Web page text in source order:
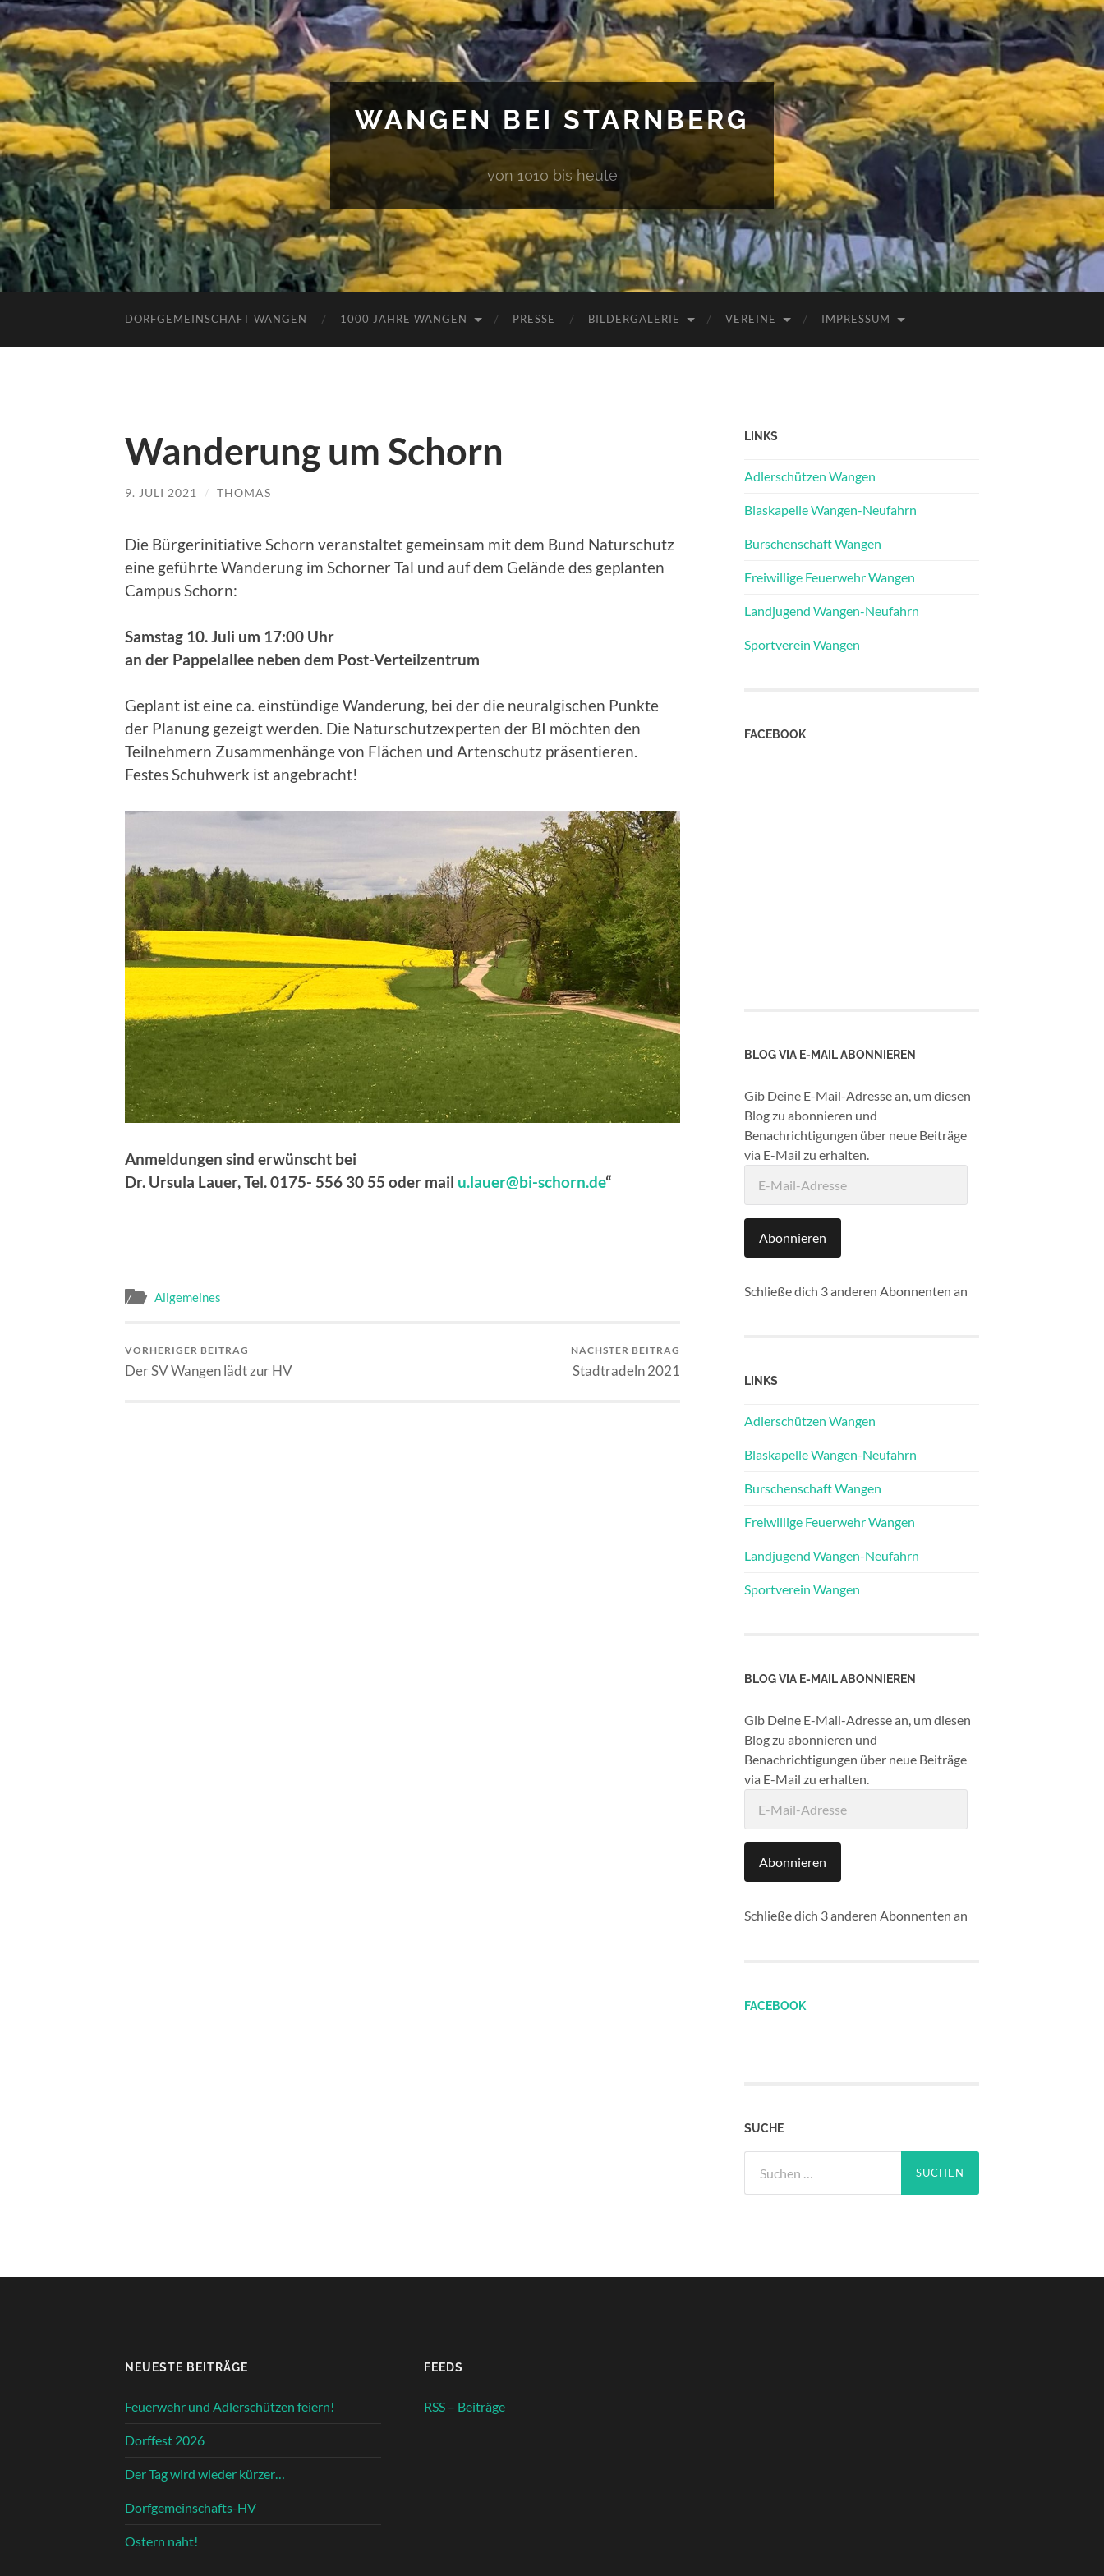
WANGEN BEI STARNBERG
von 1010 bis heute
DORFGEMEINSCHAFT WANGEN 1000 JAHRE WANGEN PRESSE BILDERGALERIE VEREINE IMPRESSUM
Wanderung um Schorn
9. JULI 2021 / THOMAS
Die Bürgerinitiative Schorn veranstaltet gemeinsam mit dem Bund Naturschutz
eine geführte Wanderung im Schorner Tal und auf dem Gelände des geplanten
Campus Schorn:
Samstag 10. Juli um 17:00 Uhr
an der Pappelallee neben dem Post-Verteilzentrum
Geplant ist eine ca. einstündige Wanderung, bei der die neuralgischen Punkte
der Planung gezeigt werden. Die Naturschutzexperten der BI möchten den
Teilnehmern Zusammenhänge von Flächen und Artenschutz präsentieren.
Festes Schuhwerk ist angebracht!
Anmeldungen sind erwünscht bei
Dr. Ursula Lauer, Tel. 0175- 556 30 55 oder mail u.lauer@bi-schorn.de“
Allgemeines
VORHERIGER BEITRAG
Der SV Wangen lädt zur HV
NÄCHSTER BEITRAG
Stadtradeln 2021
LINKS
Adlerschützen Wangen
Blaskapelle Wangen-Neufahrn
Burschenschaft Wangen
Freiwillige Feuerwehr Wangen
Landjugend Wangen-Neufahrn
Sportverein Wangen
FACEBOOK
BLOG VIA E-MAIL ABONNIEREN
Gib Deine E-Mail-Adresse an, um diesen
Blog zu abonnieren und
Benachrichtigungen über neue Beiträge
via E-Mail zu erhalten.
Mail-
Abonnieren
Schließe dich 3 anderen Abonnenten an
LINKS
Adlerschützen Wangen
Blaskapelle Wangen-Neufahrn
Burschenschaft Wangen
Freiwillige Feuerwehr Wangen
Landjugend Wangen-Neufahrn
Sportverein Wangen
BLOG VIA E-MAIL ABONNIEREN
Gib Deine E-Mail-Adresse an, um diesen
Blog zu abonnieren und
Benachrichtigungen über neue Beiträge
via E-Mail zu erhalten.
Mail-
Abonnieren
Schließe dich 3 anderen Abonnenten an
FACEBOOK
SUCHE
nach:
NEUESTE BEITRÄGE
Feuerwehr und Adlerschützen feiern!
Dorffest 2026
Der Tag wird wieder kürzer…
Dorfgemeinschafts-HV
Ostern naht!
FEEDS
RSS – Beiträge